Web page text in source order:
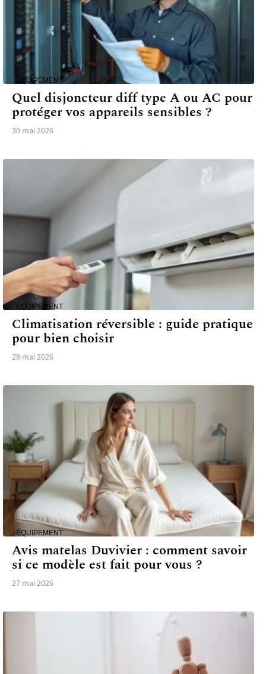
ÉQUIPEMENT
Quel disjoncteur diff type A ou AC pour
protéger vos appareils sensibles ?
30 mai 2026
ÉQUIPEMENT
Climatisation réversible : guide pratique
pour bien choisir
28 mai 2026
ÉQUIPEMENT
Avis matelas Duvivier : comment savoir
si ce modèle est fait pour vous ?
27 mai 2026